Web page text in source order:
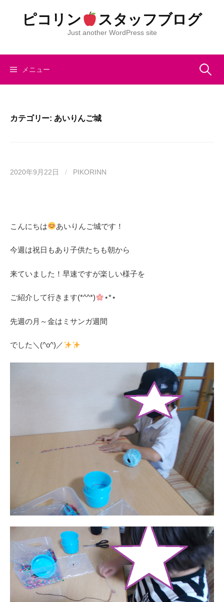
ツ
ピコリン スタッフブログ
Just another WordPress site
メニュー 検
カテゴリー: あいりんご城
2020年9月22日 / PIKORINN
こんにちは あいりんご城です！
今週は祝日もあり子供たちも朝から
来ていました！早速ですが楽しい様子を
ご紹介して行きます(*^^*) ⋆*⋆
先週の月～金はミサンガ週間
でした＼(^o^)／